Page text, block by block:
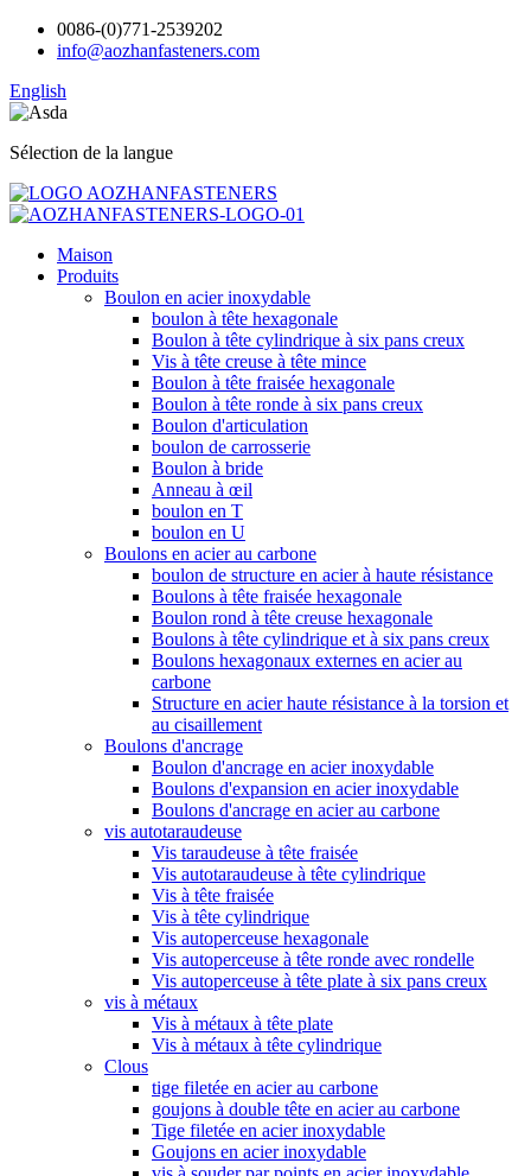
0086-(0)771-2539202
info@aozhanfasteners.com
English
Sélection de la langue
Maison
Produits
Boulon en acier inoxydable
boulon à tête hexagonale
Boulon à tête cylindrique à six pans creux
Vis à tête creuse à tête mince
Boulon à tête fraisée hexagonale
Boulon à tête ronde à six pans creux
Boulon d'articulation
boulon de carrosserie
Boulon à bride
Anneau à œil
boulon en T
boulon en U
Boulons en acier au carbone
boulon de structure en acier à haute résistance
Boulons à tête fraisée hexagonale
Boulon rond à tête creuse hexagonale
Boulons à tête cylindrique et à six pans creux
Boulons hexagonaux externes en acier au
carbone
Structure en acier haute résistance à la torsion et
au cisaillement
Boulons d'ancrage
Boulon d'ancrage en acier inoxydable
Boulons d'expansion en acier inoxydable
Boulons d'ancrage en acier au carbone
vis autotaraudeuse
Vis taraudeuse à tête fraisée
Vis autotaraudeuse à tête cylindrique
Vis à tête fraisée
Vis à tête cylindrique
Vis autoperceuse hexagonale
Vis autoperceuse à tête ronde avec rondelle
Vis autoperceuse à tête plate à six pans creux
vis à métaux
Vis à métaux à tête plate
Vis à métaux à tête cylindrique
Clous
tige filetée en acier au carbone
goujons à double tête en acier au carbone
Tige filetée en acier inoxydable
Goujons en acier inoxydable